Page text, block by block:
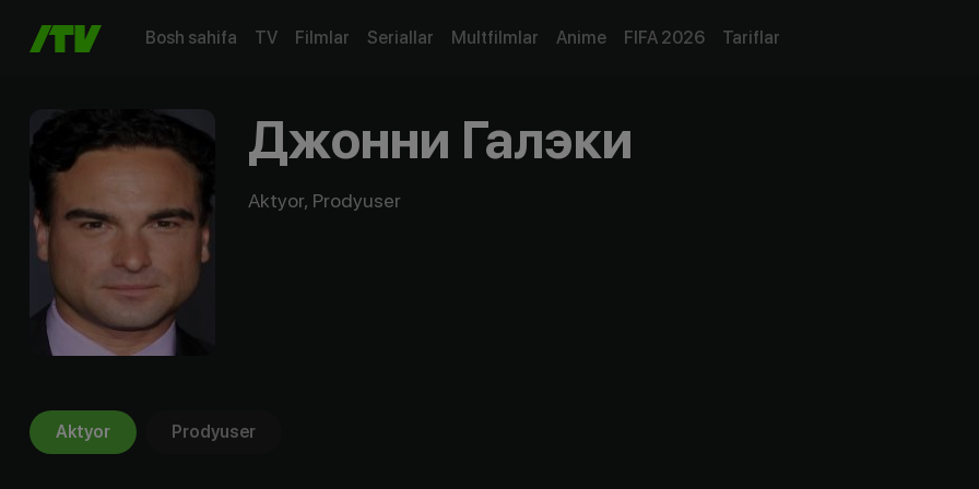
Bosh sahifa TV Filmlar Seriallar Multfilmlar Anime FIFA 2026 Tariflar
Джонни Галэки
Aktyor, Prodyuser
Aktyor Prodyuser